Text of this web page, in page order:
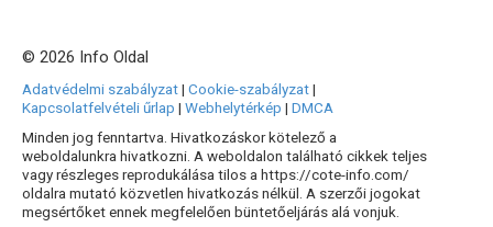
© 2026 Info Oldal
Adatvédelmi szabályzat| Cookie-szabályzat|
Kapcsolatfelvételi űrlap | Webhelytérkép | DMCA
Minden jog fenntartva. Hivatkozáskor kötelező a
weboldalunkra hivatkozni. A weboldalon található cikkek teljes
vagy részleges reprodukálása tilos a https://cote-info.com/
oldalra mutató közvetlen hivatkozás nélkül. A szerzői jogokat
megsértőket ennek megfelelően büntetőeljárás alá vonjuk.